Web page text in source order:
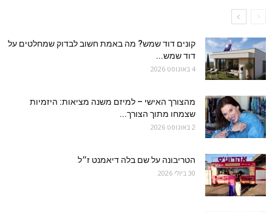
קונים דוד שמש? מה באמת חשוב לבדוק שמחלטים על
דוד שמש...
4 באוגוסט 2026
מהצורך האישי – למיזם משנה מציאות: היזמיות
שצמחו מתוך הצורך...
2 באוגוסט 2026
הטריבונה על שם בלה דיאמנט ז״ל
30 ביולי 2026